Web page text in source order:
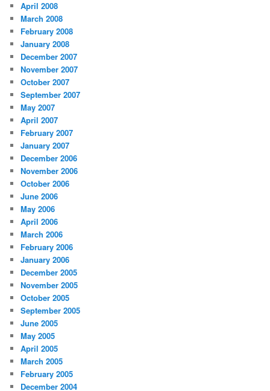
April 2008
March 2008
February 2008
January 2008
December 2007
November 2007
October 2007
September 2007
May 2007
April 2007
February 2007
January 2007
December 2006
November 2006
October 2006
June 2006
May 2006
April 2006
March 2006
February 2006
January 2006
December 2005
November 2005
October 2005
September 2005
June 2005
May 2005
April 2005
March 2005
February 2005
December 2004